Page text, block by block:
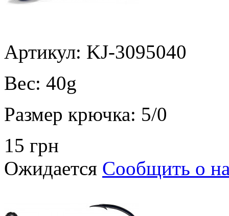
Артикул: KJ-3095040
Вес: 40g
Размер крючка: 5/0
15 грн
Ожидается Сообщить о